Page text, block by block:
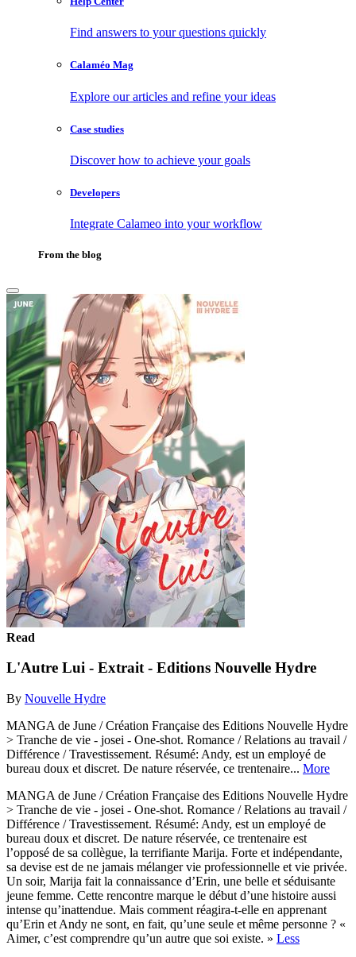
Find answers to your questions quickly
Calaméo Mag
Explore our articles and refine your ideas
Case studies
Discover how to achieve your goals
Developers
Integrate Calameo into your workflow
From the blog
Read
L'Autre Lui - Extrait - Editions Nouvelle Hydre
By Nouvelle Hydre
MANGA de June / Création Française des Editions Nouvelle Hydre
> Tranche de vie - josei - One-shot. Romance / Relations au travail /
Différence / Travestissement. Résumé: Andy, est un employé de
bureau doux et discret. De nature réservée, ce trentenaire... More
MANGA de June / Création Française des Editions Nouvelle Hydre
> Tranche de vie - josei - One-shot. Romance / Relations au travail /
Différence / Travestissement. Résumé: Andy, est un employé de
bureau doux et discret. De nature réservée, ce trentenaire est
l’opposé de sa collègue, la terrifiante Marija. Forte et indépendante,
sa devise est de ne jamais mélanger vie professionnelle et vie privée.
Un soir, Marija fait la connaissance d’Erin, une belle et séduisante
jeune femme. Cette rencontre marque le début d’une histoire aussi
intense qu’inattendue. Mais comment réagira-t-elle en apprenant
qu’Erin et Andy ne sont, en fait, qu’une seule et même personne ? «
Aimer, c’est comprendre qu’un autre que soi existe. » Less